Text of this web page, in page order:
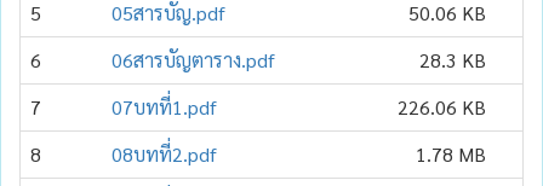
5
05สารบัญ.pdf
50.06 KB
6
06สารบัญตาราง.pdf
28.3 KB
7
07บทที่1.pdf
226.06 KB
8
08บทที่2.pdf
1.78 MB